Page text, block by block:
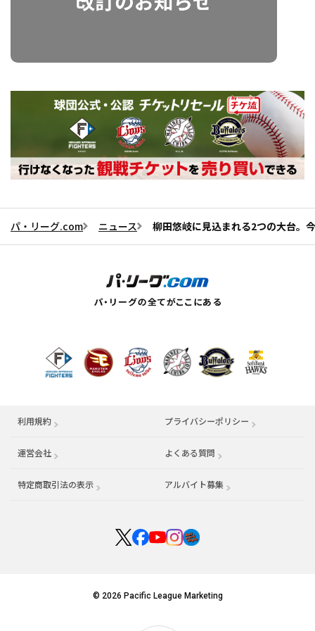
パ・リーグ.com ニュース 柳田悠岐に見込まれる2つの大台
利用規約 プライバシーポリシー
運営会社 （別ウィンドウで開く） よくある質問
特定商取引法の表示 アルバイト募集 （別ウィンドウで開く
© 2026 Pacific League Marketing